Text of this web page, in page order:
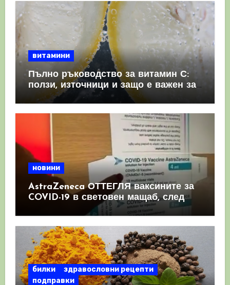
витамини
Пълно ръководство за витамин С:
ползи, източници и защо е важен за
имунната система
новини
AstraZeneca ОТТЕГЛЯ ваксините за
COVID-19 в световен мащаб, след
като призна, че те причиняват
билки
здравословни рецепти
подправки